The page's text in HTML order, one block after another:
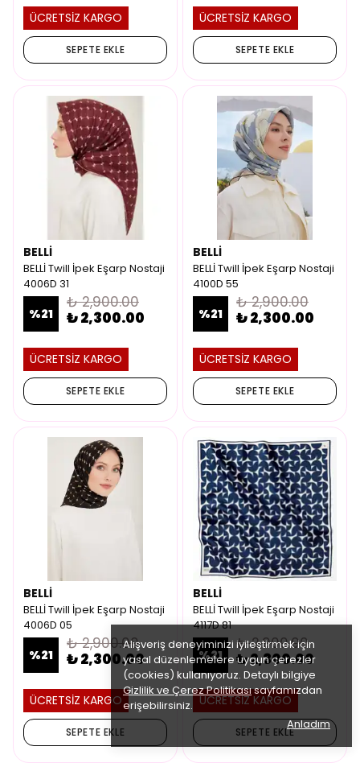
Alışveriş deneyiminizi iyileştirmek için
yasal düzenlemelere uygun çerezler
(cookies) kullanıyoruz. Detaylı bilgiye
Gizlilik ve Çerez Politikasısayfamızdan
erişebilirsiniz.
Anladım
ÜCRETSİZ KARGO
SEPETE EKLE
ÜCRETSİZ KARGO
SEPETE EKLE
BELLİ
BELLİ Twill İpek Eşarp Nostaji
4006D 31
%21
₺ 2,900.00
₺ 2,300.00
ÜCRETSİZ KARGO
SEPETE EKLE
BELLİ
BELLİ Twill İpek Eşarp Nostaji
4100D 55
%21
₺ 2,900.00
₺ 2,300.00
ÜCRETSİZ KARGO
SEPETE EKLE
BELLİ
BELLİ Twill İpek Eşarp Nostaji
4006D 05
%21
₺ 2,900.00
₺ 2,300.00
ÜCRETSİZ KARGO
SEPETE EKLE
BELLİ
BELLİ Twill İpek Eşarp Nostaji
4117D 81
%21
₺ 2,900.00
₺ 2,300.00
ÜCRETSİZ KARGO
SEPETE EKLE